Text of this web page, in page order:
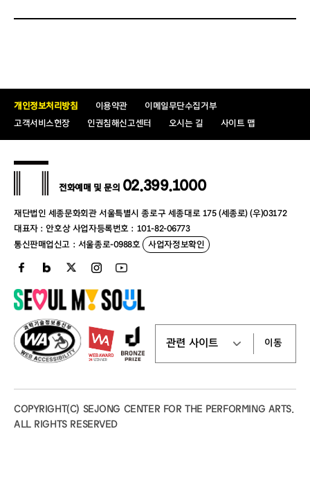
* Arte TV ‘
힘내라 대한민국 ’ Live on콘서트 연주
라 연수단원 및 정단원 역임
*현재:선화예중·고, BEK Arts and Music, Dear Cl
assic출강
아크 피아노 콰르텟 멤버
Viola임하람
*덕원예술고등학교 졸업
*숙명여자대학교 음악대학 졸업
*독일 함부르크 국립음대 석사(Master)졸업
할인율 50%
증빙서류 및
유의사항
장애인1~3급(중증) 대상 할인
* 복지카드 실물만 인정
* 증빙자료 미지참 시 정가 대비 차액지불
* 휠체어석 예매자의 경우, 증빙 미지참 시 객
장애인(4~6급)
할인율 50%
적용매수 1인 1매
유의사항
* 복지카드 실물만 인정
* 휠체어석 예매자의 경우, 증빙 미지참 시 객
석 입장 및 티켓 수령 불가
할인명 국가유공자
할인율 50%
개인정보처리방침 이용약관
이메일무단수집거부
고객서비스헌장
인권침해신고센터 오시는 길 사이트 맵
재단법인 세종문화회관 서울특별시 종로구 세종대로 175 (세종로) (우)03172
대표자 : 안호상 사업자등록번호 : 101-82-06773
통신판매업신고 : 서울종로-0988호 사업자정보확인
전화예매 및 문의 02.399.1000
이동
COPYRIGHT(C) SEJONG CENTER FOR THE PERFORMING ARTS.
ALL RIGHTS RESERVED